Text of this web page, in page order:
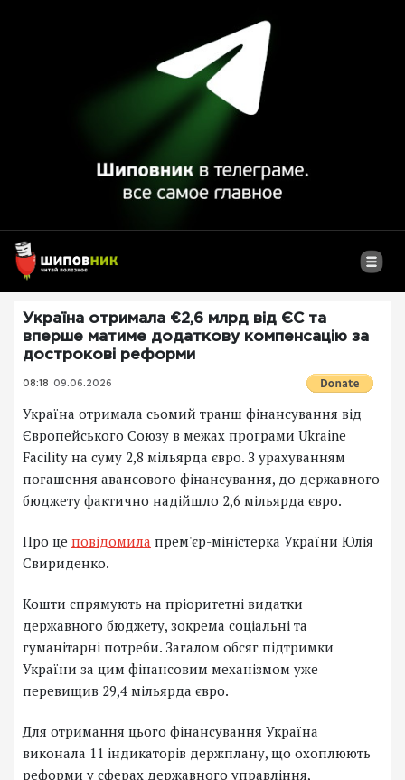
Україна отримала €2,6 млрд від ЄС та
вперше матиме додаткову компенсацію за
дострокові реформи
08:18 09.06.2026
Україна отримала сьомий транш фінансування від
Європейського Союзу в межах програми Ukraine
Facility на суму 2,8 мільярда євро. З урахуванням
погашення авансового фінансування, до державного
бюджету фактично надійшло 2,6 мільярда євро.
Про це повідомила прем'єр-міністерка України Юлія
Свириденко.
Кошти спрямують на пріоритетні видатки
державного бюджету, зокрема соціальні та
гуманітарні потреби. Загалом обсяг підтримки
України за цим фінансовим механізмом уже
перевищив 29,4 мільярда євро.
Для отримання цього фінансування Україна
виконала 11 індикаторів держплану, що охоплюють
реформи у сферах державного управління,